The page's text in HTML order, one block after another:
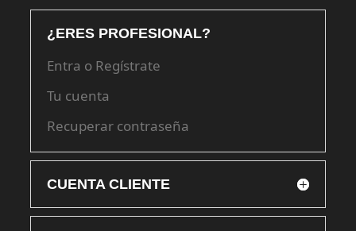
¿ERES PROFESIONAL?
Entra o Regístrate
Tu cuenta
Recuperar contraseña
CUENTA CLIENTE